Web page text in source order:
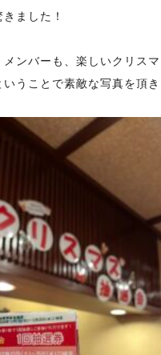
ました！
メンバーも、楽しいクリス
うことで素敵な写真を頂き